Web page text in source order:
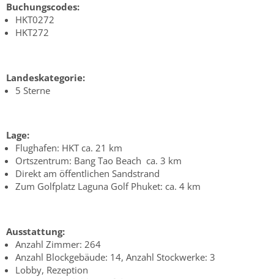
Buchungscodes:
HKT0272
HKT272
Landeskategorie:
5 Sterne
Lage:
Flughafen: HKT ca. 21 km
Ortszentrum: Bang Tao Beach ca. 3 km
Direkt am öffentlichen Sandstrand
Zum Golfplatz Laguna Golf Phuket: ca. 4 km
Ausstattung:
Anzahl Zimmer: 264
Anzahl Blockgebäude: 14, Anzahl Stockwerke: 3
Lobby, Rezeption